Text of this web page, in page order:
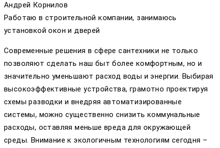
Андрей Корнилов
Работаю в строительной компании, занимаюсь
установкой окон и дверей
Современные решения в сфере сантехники не только
позволяют сделать наш быт более комфортным, но и
значительно уменьшают расход воды и энергии. Выбирая
высокоэффективные устройства, грамотно проектируя
схемы разводки и внедряя автоматизированные
системы, можно существенно снизить коммунальные
расходы, оставляя меньше вреда для окружающей
среды. Внимание к экологичным технологиям сегодня –